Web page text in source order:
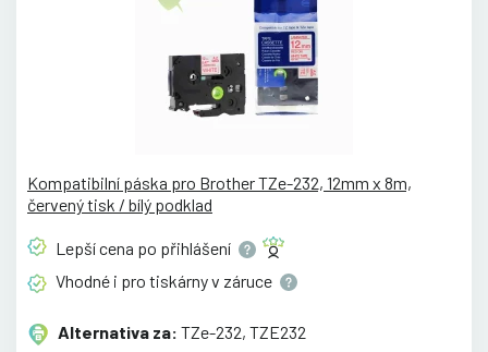
Kompatibilní páska pro Brother TZe-232, 12mm x 8m,
červený tisk / bílý podklad
Lepší cena po přihlášení
Vhodné i pro tiskárny v záruce
Alternativa za: TZe-232, TZE232